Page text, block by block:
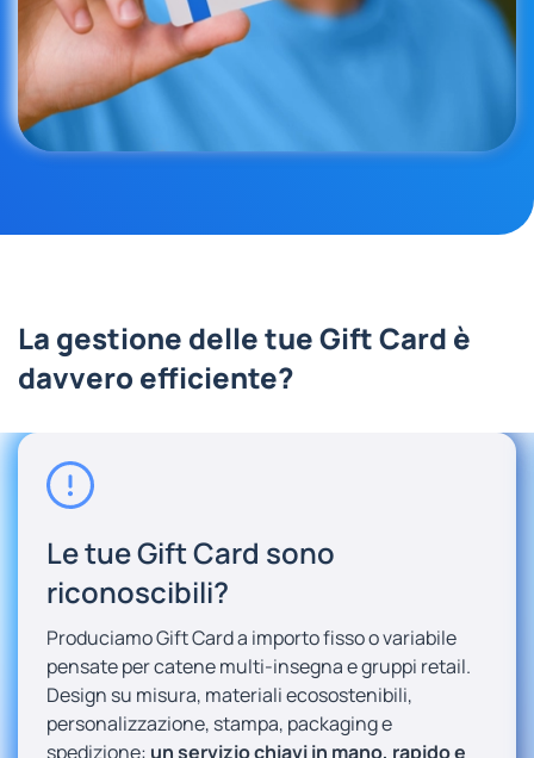
La gestione delle tue Gift Card è
davvero efficiente?
Le tue Gift Card sono
riconoscibili?
Produciamo Gift Card a importo fisso o variabile
pensate per catene multi-insegna e gruppi retail.
Design su misura, materiali ecosostenibili,
personalizzazione, stampa, packaging e
spedizione: un servizio chiavi in mano, rapido e